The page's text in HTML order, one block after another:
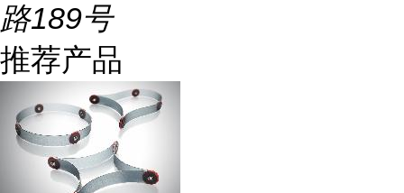
路189号
推荐产品